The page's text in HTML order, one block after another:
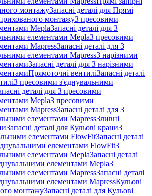
монтажуЗапасні деталі для Прямі
прихованого монтажуЗ пресовими
MeplaЗапасні деталі для З
елементами MeplaЗ пресовими
MapressЗапасні деталі для З
елементами MapressЗ нарізними
Запасні деталі для З нарізними
Прямоточні вентиліЗапасні деталі
З пресовими з'єднувальними
деталі для З пресовими
MeplaЗ пресовими
MapressЗапасні деталі для З
елементами MapressЗливні
Запасні деталі для Кульові краниЗ
елементами FlowFitЗапасні деталі
елементами FlowFitЗ
елементами MeplaЗапасні деталі
елементами MeplaЗ
елементами MapressЗапасні деталі
елементами MapressКульові
монтажуЗапасні деталі для Кульові